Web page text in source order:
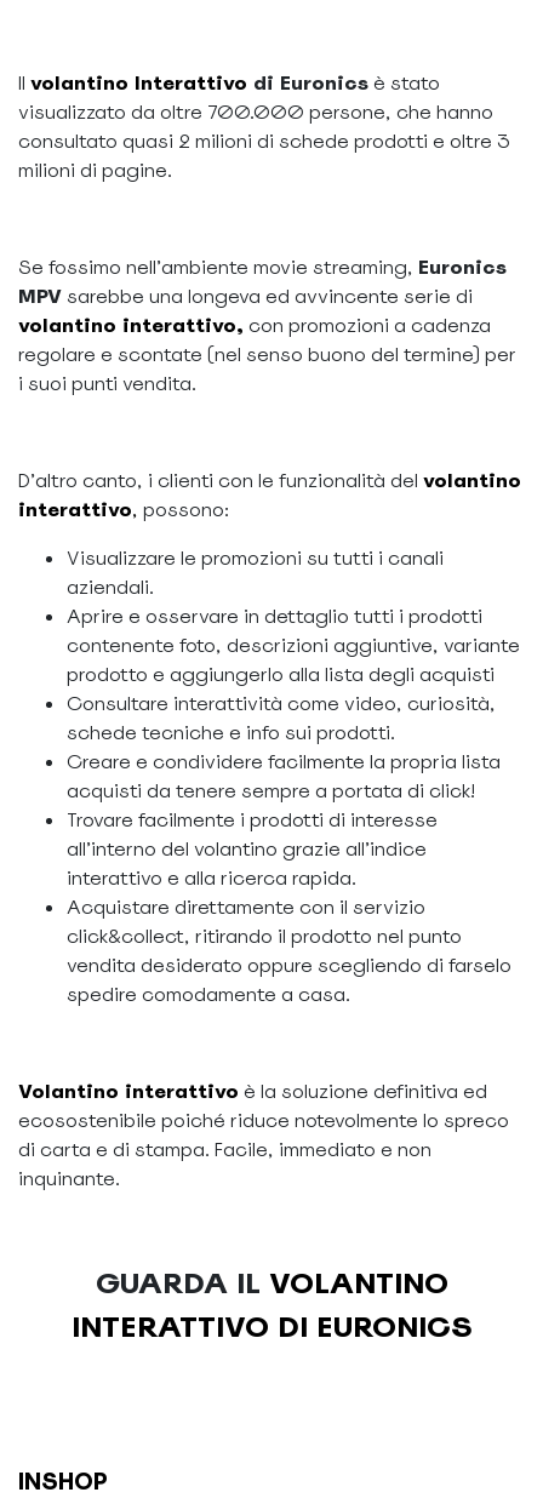
Il volantino Interattivo di Euronics è stato
visualizzato da oltre 700.000 persone, che hanno
consultato quasi 2 milioni di schede prodotti e oltre 3
milioni di pagine.
Se fossimo nell’ambiente movie streaming, Euronics
MPV sarebbe una longeva ed avvincente serie di
volantino interattivo, con promozioni a cadenza
regolare e scontate (nel senso buono del termine) per
i suoi punti vendita.
D’altro canto, i clienti con le funzionalità del volantino
interattivo, possono:
Visualizzare le promozioni su tutti i canali
aziendali.
Aprire e osservare in dettaglio tutti i prodotti
contenente foto, descrizioni aggiuntive, variante
prodotto e aggiungerlo alla lista degli acquisti
Consultare interattività come video, curiosità,
schede tecniche e info sui prodotti.
Creare e condividere facilmente la propria lista
acquisti da tenere sempre a portata di click!
Trovare facilmente i prodotti di interesse
all’interno del volantino grazie all’indice
interattivo e alla ricerca rapida.
Acquistare direttamente con il servizio
click&collect, ritirando il prodotto nel punto
vendita desiderato oppure scegliendo di farselo
spedire comodamente a casa.
Volantino interattivo è la soluzione definitiva ed
ecosostenibile poiché riduce notevolmente lo spreco
di carta e di stampa. Facile, immediato e non
inquinante.
GUARDA IL VOLANTINO
INTERATTIVO DI EURONICS
INSHOP